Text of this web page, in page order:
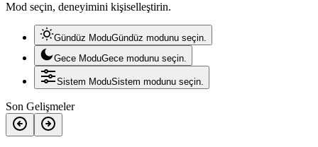
Mod seçin, deneyimini kişiselleştirin.
Gündüz ModuGündüz modunu seçin.
Gece ModuGece modunu seçin.
Sistem ModuSistem modunu seçin.
Son Gelişmeler